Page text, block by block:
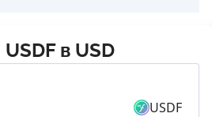
USDFв USD
USDF